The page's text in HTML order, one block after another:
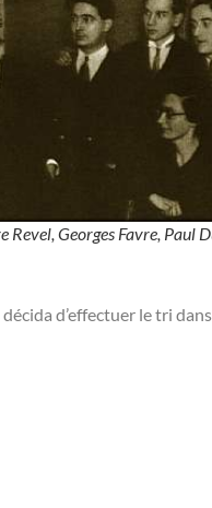
Georges Favre, Paul
d’effectuer le tri